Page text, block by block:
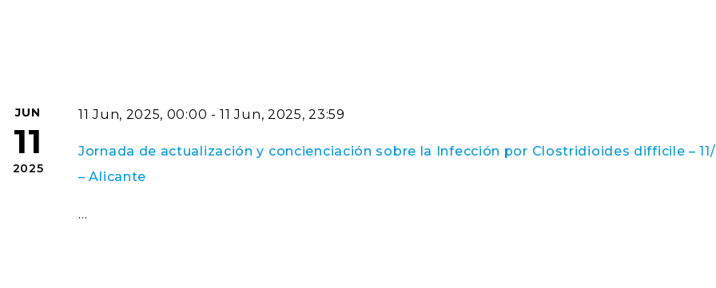
JUN
11
2025
11 Jun, 2025, 00:00 - 11 Jun, 2025, 23:59
Jornada de actualización y concienciación sobre la Infección por Clostridioides difficile –
– Alicante
…